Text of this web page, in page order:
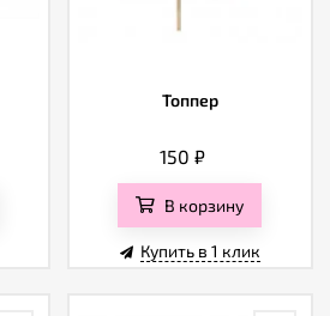
Топпер
150₽
В корзину
Купить в 1 клик